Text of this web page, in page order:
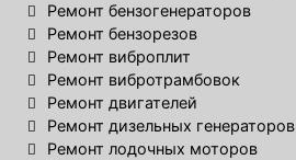
Ремонт бензогенераторов
Ремонт бензорезов
Ремонт виброплит
Ремонт вибротрамбовок
Ремонт двигателей
Ремонт дизельных генераторов
Ремонт лодочных моторов